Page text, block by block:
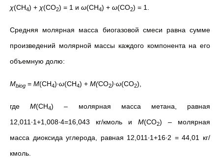
χ(СН4) + χ(СО2) = 1 и ω(СН4) + ω(СО2) = 1.
Средняя молярная масса биогазовой смеси равна сумме
произведений молярной массы каждого компонента на его
объемную долю:
Мbiog = М(СН4)∙ω(СН4) + M(СО2)∙ω(СО2),
где М(СН4) – молярная масса метана, равная
12,011∙1+1,008∙4=16,043 кг/кмоль и М(СО2) – молярная
масса диоксида углерода, равная 12,011∙1+16∙2 = 44,01 кг/
кмоль.